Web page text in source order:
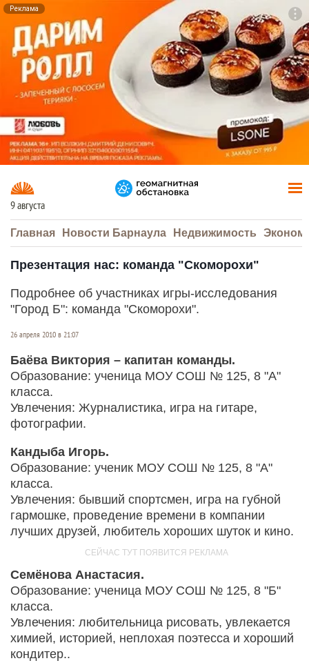
Реклама
9 августа
Главная Новости Барнаула Недвижимость
Презентация нас: команда "Скоморохи"
Подробнее об участниках игры-исследования
"Город Б": команда "Скоморохи".
26 апреля 2010 в 21:07
Баёва Виктория – капитан команды.
Образование: ученица МОУ СОШ № 125, 8 "А"
класса.
Увлечения: Журналистика, игра на гитаре,
фотографии.
Кандыба Игорь.
Образование: ученик МОУ СОШ № 125, 8 "А"
класса.
Увлечения: бывший спортсмен, игра на губной
гармошке, проведение времени в компании
лучших друзей, любитель хороших шуток и кино.
Семёнова Анастасия.
Образование: ученица МОУ СОШ № 125, 8 "Б"
класса.
Увлечения: любительница рисовать, увлекается
химией, историей, неплохая поэтесса и хороший
кондитер..